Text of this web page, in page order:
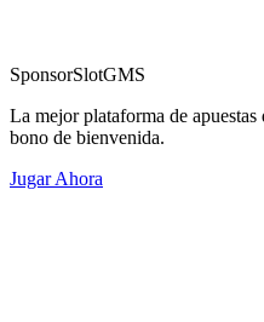
SponsorSlotGMS
La mejor plataforma de
bono de bienvenida.
Jugar Ahora